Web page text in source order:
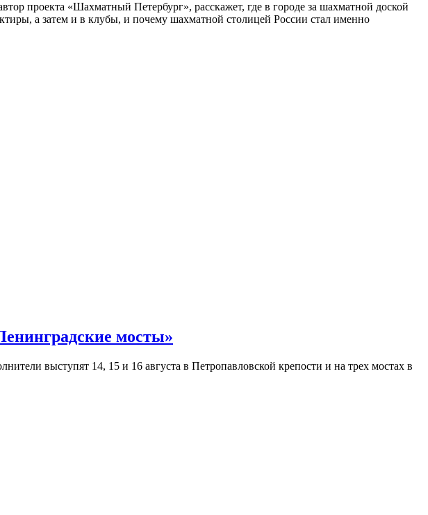
проекта «Шахматный Петербург», расскажет, где в городе за шахматной доской
а затем и в клубы, и почему шахматной столицей России стал именно
мосты»
выступят 14, 15 и 16 августа в Петропавловской крепости и на трех мостах в